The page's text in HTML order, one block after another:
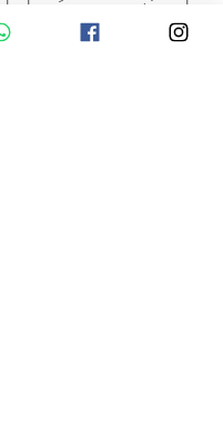
é prerrogativa do
que indicará